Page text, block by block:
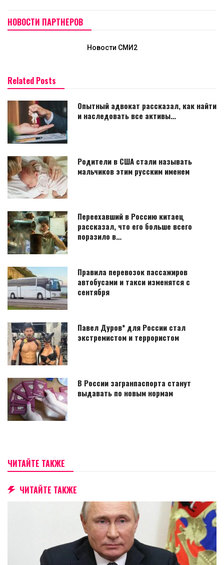
НОВОСТИ ПАРТНЕРОВ
Новости СМИ2
Related Posts
Опытный адвокат рассказал, как найти
и наследовать все активы…
Родители в США стали называть
мальчиков этим русским именем
Переехавший в Россию китаец
рассказал, что его больше всего
поразило в…
Правила перевозок пассажиров
автобусами и такси изменятся с
сентября
Павел Дуров* для России стал
экстремистом и террористом
В России загранпаспорта станут
выдавать по новым нормам
ЧИТАЙТЕ ТАКЖЕ
ЧИТАЙТЕ ТАКЖЕ